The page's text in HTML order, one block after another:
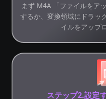
まず M4A 「ファイルをア
するか、変換領域にドラッ
イルをアップ
ステップ2.設定